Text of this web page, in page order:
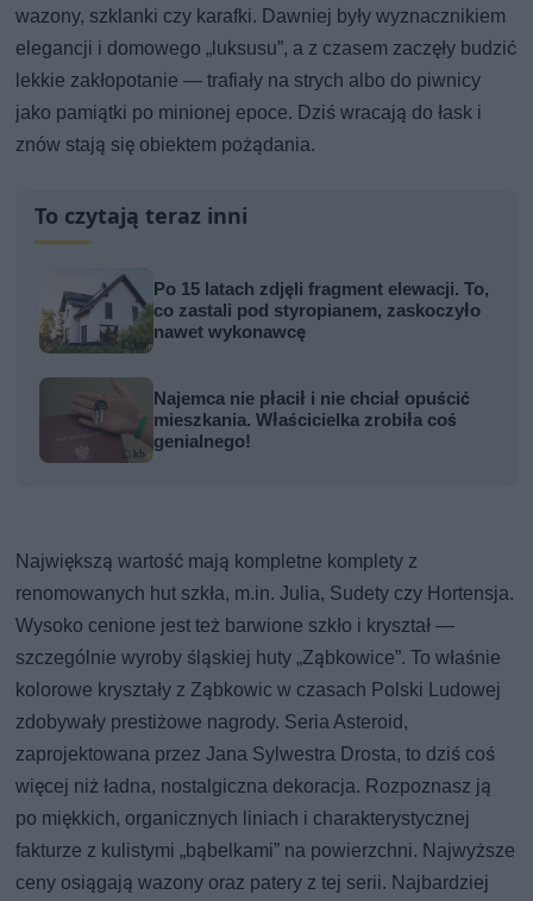
wazony, szklanki czy karafki. Dawniej były wyznacznikiem
elegancji i domowego „luksusu”, a z czasem zaczęły budzić
lekkie zakłopotanie — trafiały na strych albo do piwnicy
jako pamiątki po minionej epoce. Dziś wracają do łask i
znów stają się obiektem pożądania.
To czytają teraz inni
Po 15 latach zdjęli fragment elewacji. To,
co zastali pod styropianem, zaskoczyło
nawet wykonawcę
Najemca nie płacił i nie chciał opuścić
mieszkania. Właścicielka zrobiła coś
genialnego!
Największą wartość mają kompletne komplety z
renomowanych hut szkła, m.in. Julia, Sudety czy Hortensja.
Wysoko cenione jest też barwione szkło i kryształ —
szczególnie wyroby śląskiej huty „Ząbkowice”. To właśnie
kolorowe kryształy z Ząbkowic w czasach Polski Ludowej
zdobywały prestiżowe nagrody. Seria Asteroid,
zaprojektowana przez Jana Sylwestra Drosta, to dziś coś
więcej niż ładna, nostalgiczna dekoracja. Rozpoznasz ją
po miękkich, organicznych liniach i charakterystycznej
fakturze z kulistymi „bąbelkami” na powierzchni. Najwyższe
ceny osiągają wazony oraz patery z tej serii. Najbardziej